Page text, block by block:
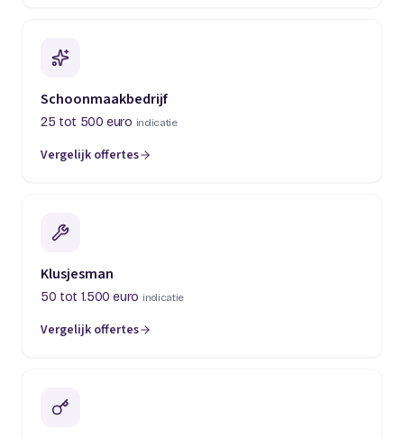
Schoonmaakbedrijf
25 tot 500 euro indicatie
Vergelijk offertes
(opent in een nieuw tabblad)
Klusjesman
50 tot 1.500 euro indicatie
Vergelijk offertes
(opent in een nieuw tabblad)